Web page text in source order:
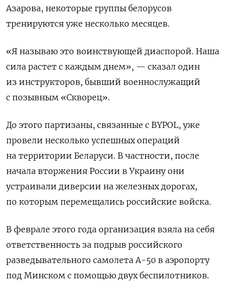
Азарова, некоторые группы белорусов
тренируются уже несколько месяцев.
«Я называю это воинствующей диаспорой. Наша
сила растет с каждым днем», — сказал один
из инструкторов, бывший военнослужащий
с позывным «Скворец».
До этого партизаны, связанные с BYPOL, уже
провели несколько успешных операций
на территории Беларуси. В частности, после
начала вторжения России в Украину они
устраивали диверсии на железных дорогах,
по которым перемещались российские войска.
В феврале этого года организация взяла на себя
ответственность за подрыв российского
разведывательного самолета А-50 в аэропорту
под Минском с помощью двух беспилотников.